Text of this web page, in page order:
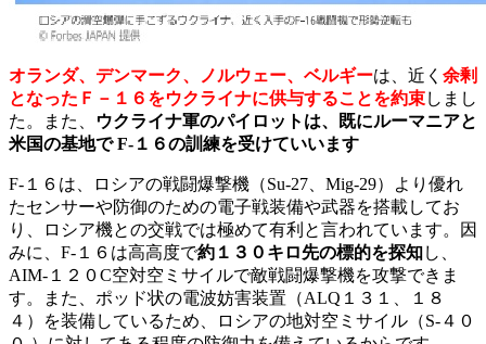
オランダ、デンマーク、ノルウェー、ベルギーは、近く 余剰
となったＦ－１６をウクライナに供与することを約束しまし
た。また、
ウクライナ軍のパイロットは、既にルーマニアと
米国の基地で F-１６の訓練を受けていいます
F-１６は、ロシアの戦闘爆撃機（Su-27、Mig-29）より優れ
たセンサーや防御のための電子戦装備や武器を搭載してお
り、ロシア機との交戦では極めて有利と言われています。因
みに、F-１６は高高度で約１３０キロ先の標的を探知し、
AIM-１２０C空対空ミサイルで敵戦闘爆撃機を攻撃できま
す。また、ポッド状の電波妨害装置（ALQ１３１、１８
４）を装備しているため、ロシアの地対空ミサイル（S-４０